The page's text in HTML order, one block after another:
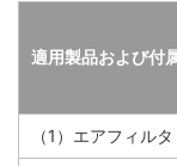
適用製品および付
（1）エアフィルタ